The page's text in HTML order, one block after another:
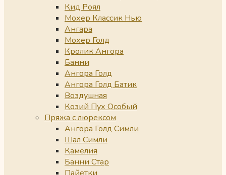
Кид Роял
Мохер Классик Нью
Ангара
Мохер Голд
Кролик Ангора
Банни
Ангора Голд
Ангора Голд Батик
Воздушная
Козий Пух Особый
Пряжа с люрексом
Ангора Голд Симли
Шал Симли
Камелия
Банни Стар